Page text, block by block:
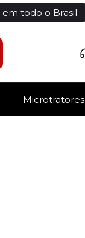
em todo o Brasil
Microtratores